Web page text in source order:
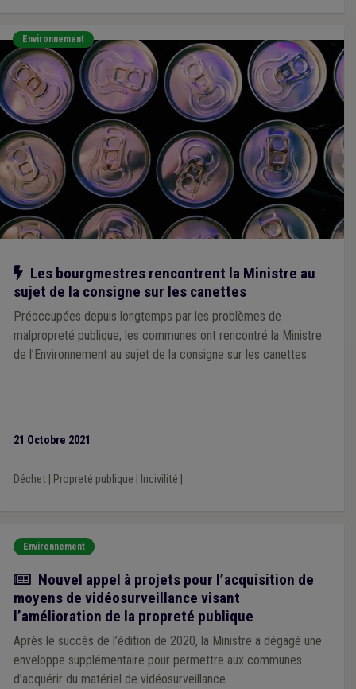
Environnement
Notre action
Les bourgmestres rencontrent la Ministre au
sujet de la consigne sur les canettes
Préoccupées depuis longtemps par les problèmes de
malpropreté publique, les communes ont rencontré la Ministre
de l’Environnement au sujet de la consigne sur les canettes.
21 Octobre 2021
Déchet| Propreté publique Incivilité
Environnement
Actualité
Nouvel appel à projets pour l’acquisition de
moyens de vidéosurveillance visant
l’amélioration de la propreté publique
Après le succès de l’édition de 2020, la Ministre a dégagé une
enveloppe supplémentaire pour permettre aux communes
d’acquérir du matériel de vidéosurveillance.